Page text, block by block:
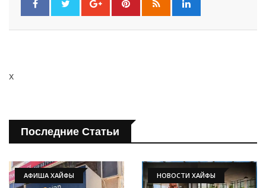
x
Последние Статьи
АФИША ХАЙФЫ НОВОСТИ ХАЙФЫ